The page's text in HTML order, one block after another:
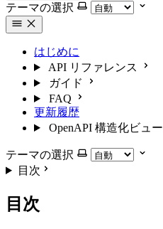
テーマの選択
はじめに
API リファレンス
ガイド
FAQ
更新履歴
OpenAPI 構造化ビュー
テーマの選択
目次
目次